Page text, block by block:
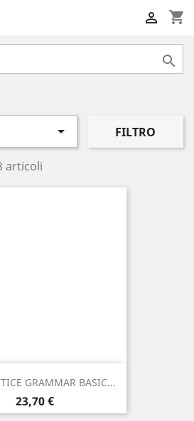
shopping_cart


 FILTRO
articoli
GRAMMAR BASIC...
Prezzo
23,70 €